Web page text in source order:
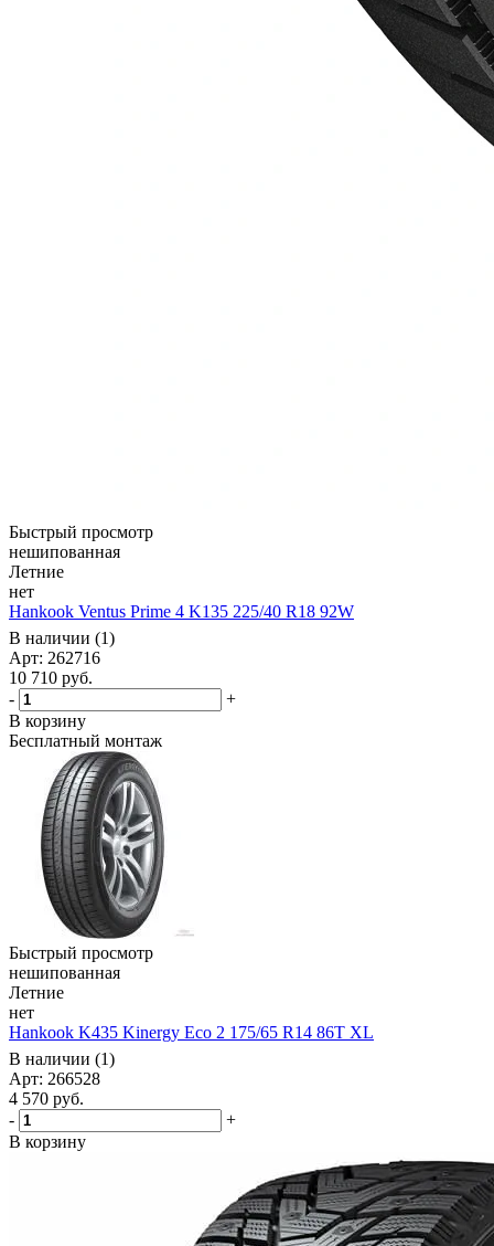
Быстрый просмотр
нешипованная
Летние
нет
Hankook Ventus Prime 4 K135 225/40 R18 92W
В наличии (1)
Арт: 262716
10 710 руб.
-
+
В корзину
Бесплатный монтаж
Быстрый просмотр
нешипованная
Летние
нет
Hankook K435 Kinergy Eco 2 175/65 R14 86T XL
В наличии (1)
Арт: 266528
4 570 руб.
-
+
В корзину